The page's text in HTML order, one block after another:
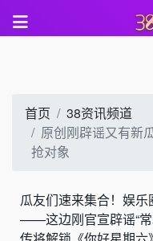
首页
38资讯频道
原创刚辟谣又有新
抢对象
瓜友们速来集合！娱
——这边刚官宣辟谣“常